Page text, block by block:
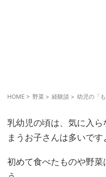
HOME > 野菜 > 経験談 > 幼児の「
乳幼児の頃は、気に入
まうお子さんは多いです
初めて食べたものや野